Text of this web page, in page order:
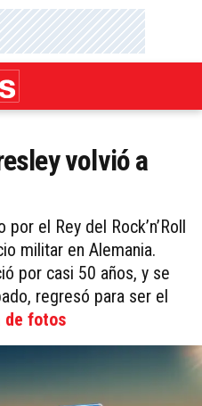
volvió a
el Rey del Rock’n’Roll
militar en Alemania.
por casi 50 años, y se
regresó para ser el
de fotos